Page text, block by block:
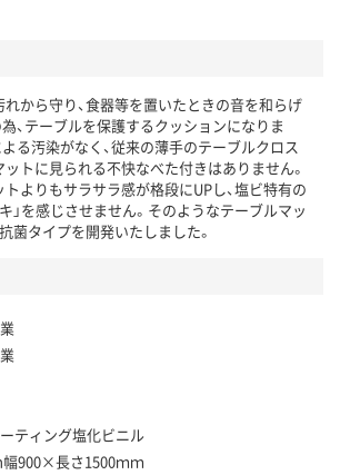
から守り、食器等を置いたときの音を和らげ
、テーブルを保護するクッションになりま
る汚染がなく、従来の薄手のテーブルクロス
トに見られる不快なべた付きはありません。
よりもサラサラ感が格段にUPし、塩ビ特有の
」を感じさせません。そのようなテーブルマッ
菌タイプを開発いたしました。
ティング塩化ビニル
幅900×長さ1500ｍｍ